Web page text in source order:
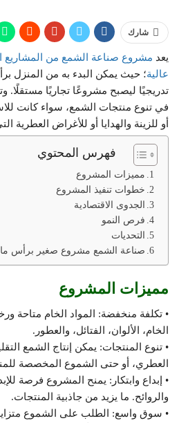
شارك
يعد مشروع صناعة الشمع من المشاريع
عالية؛ حيث يمكن البدء به من المنزل
تدريجيًا ليصبح مشروعًا تجاريًا مستقلًا.
في تنوع منتجات الشمع، سواء كانت
أو للزينة والهدايا أو للأغراض العطرية
فهرس المحتوي
مميزات المشروع
خطوات تنفيذ المشروع
الجدوى الاقتصادية
فرص النمو
التحديات
صناعة الشمع مشروع صغير برأس
مميزات المشروع
• تكلفة منخفضة: المواد الخام متاحة
الخام، الألوان، الفتائل، والعطور.
• تنوع المنتجات: يمكن إنتاج الشمع
العطري، أو حتى الشموع المخصصة
• إبداع وابتكار: يمنح المشروع فرصة
والروائح. ما يزيد من جاذبية المنتجات.
• سوق واسع: الطلب على الشموع